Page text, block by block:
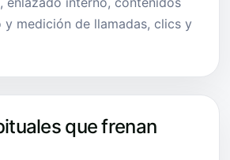
medición de llamadas, clics y
que frenan